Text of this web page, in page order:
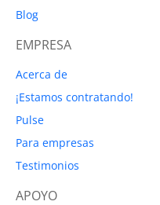
Blog
EMPRESA
Acerca de
¡Estamos contratando!
Pulse
Para empresas
Testimonios
APOYO